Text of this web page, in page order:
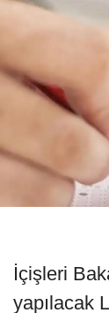
İçişleri
yapılacak